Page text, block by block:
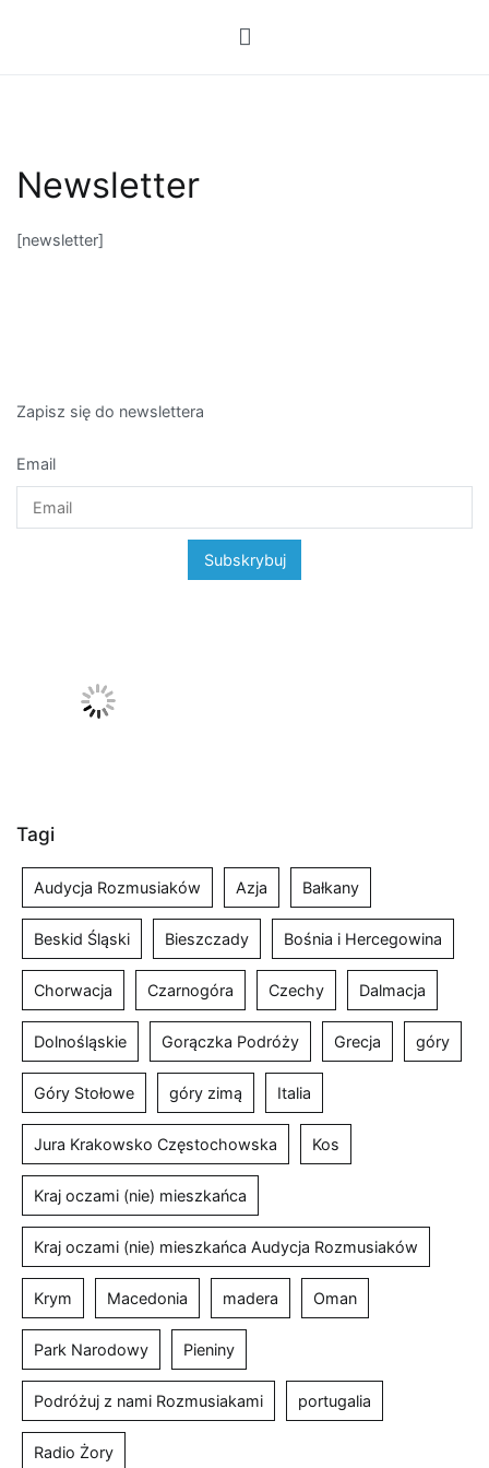
Newsletter
[newsletter]
Zapisz się do newslettera
Email
Tagi
Audycja Rozmusiaków Azja Bałkany
Beskid Śląski Bieszczady Bośnia i Hercegowina
Chorwacja Czarnogóra Czechy Dalmacja
Dolnośląskie Gorączka Podróży Grecja góry
Góry Stołowe góry zimą Italia
Jura Krakowsko Częstochowska Kos
Kraj oczami (nie) mieszkańca
Kraj oczami (nie) mieszkańca Audycja Rozmusiaków
Krym Macedonia madera Oman
Park Narodowy Pieniny
Podróżuj z nami Rozmusiakami portugalia
Radio Żory